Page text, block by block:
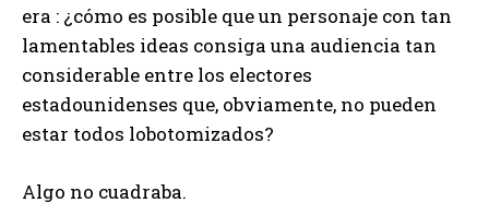
era : ¿cómo es posible que un personaje con tan
lamentables ideas consiga una audiencia tan
considerable entre los electores
estadounidenses que, obviamente, no pueden
estar todos lobotomizados?
Algo no cuadraba.